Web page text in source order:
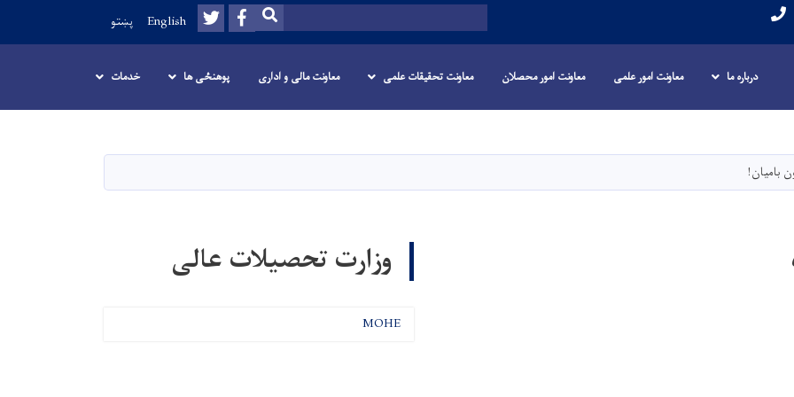
content
SEARCH
Facebook
Twitter
English پښتو
درباره ما معاونت امور علمی معاونت امور محصلان معاونت تحقیقات علمی معاونت مالی و اداری پوهنځی ها خدمات
بامیان!
وزارت تحصیلات عالی
MOHE